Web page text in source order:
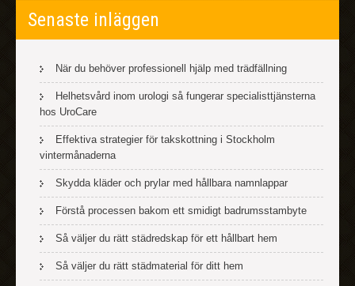
Senaste inläggen
När du behöver professionell hjälp med trädfällning
Helhetsvård inom urologi så fungerar specialisttjänsterna
hos UroCare
Effektiva strategier för takskottning i Stockholm
vintermånaderna
Skydda kläder och prylar med hållbara namnlappar
Förstå processen bakom ett smidigt badrumsstambyte
Så väljer du rätt städredskap för ett hållbart hem
Så väljer du rätt städmaterial för ditt hem